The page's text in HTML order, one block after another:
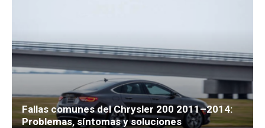
Fallas comunes del Chrysler 200 2011–2014:
Problemas, síntomas y soluciones